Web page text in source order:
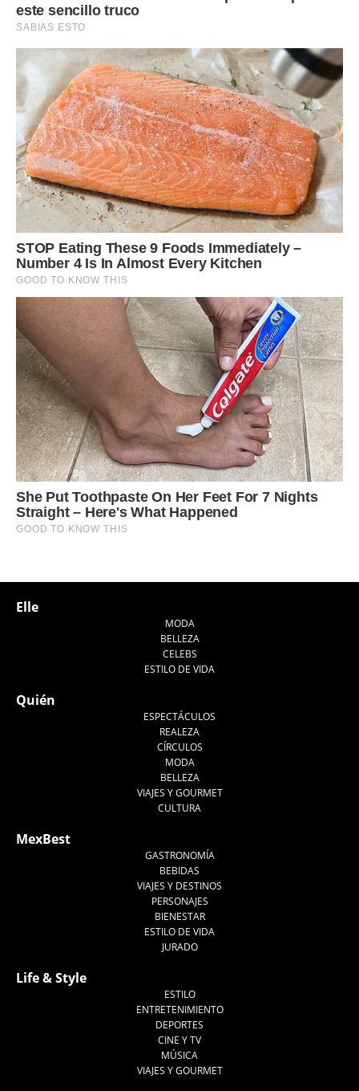
Elle
MODA
BELLEZA
CELEBS
ESTILO DE VIDA
Quién
ESPECTÁCULOS
REALEZA
CÍRCULOS
MODA
BELLEZA
VIAJES Y GOURMET
CULTURA
MexBest
GASTRONOMÍA
BEBIDAS
VIAJES Y DESTINOS
PERSONAJES
BIENESTAR
ESTILO DE VIDA
JURADO
Life & Style
ESTILO
ENTRETENIMIENTO
DEPORTES
CINE Y TV
MÚSICA
VIAJES Y GOURMET